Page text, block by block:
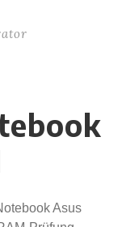
Asus